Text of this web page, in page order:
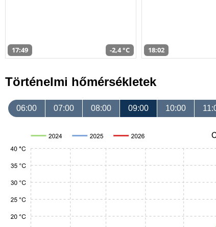
17:49 -2,4 °C 18:02
Történelmi hőmérsékletek
06:00 07:00 08:00 09:00 10:00